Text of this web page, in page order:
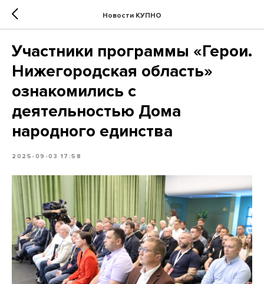
Новости КУПНО
Участники программы «Герои.
Нижегородская область»
ознакомились с
деятельностью Дома
народного единства
2025-09-03 17:58